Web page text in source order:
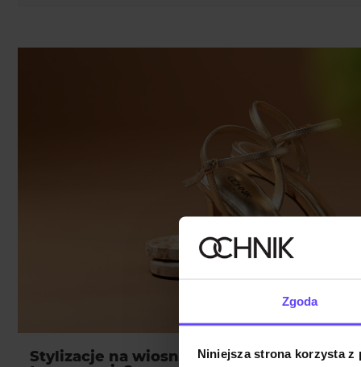
Zgoda
Niniejsza strona korzysta z
Stylizacje na wiosnę – jakie buty są